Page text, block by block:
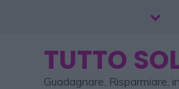
TUTTO
Guadagnare, Risparmiare,